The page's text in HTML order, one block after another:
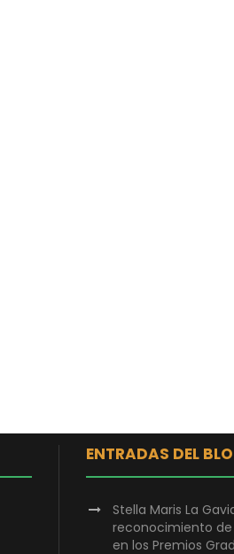
ENTRADAS DEL
Stella Maris La
reconocimiento de
en los Premios